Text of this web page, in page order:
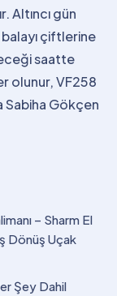
Altıncı gün
balayı çiftlerine
saatte
olunur, VF258
Sabiha Gökçen
– Sharm El
Dönüş Uçak
Şey Dahil